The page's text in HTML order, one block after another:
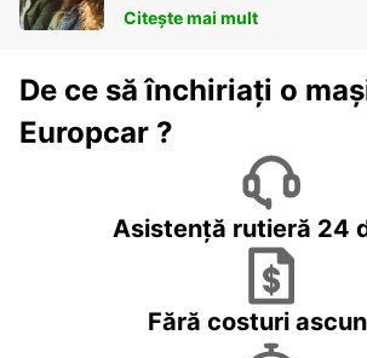
Citește mai mult
De ce să închiriați o
Europcar ?
Asistență rutieră 24
Fără costuri